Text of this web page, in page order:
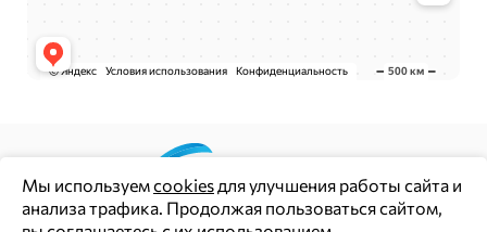
Цены и информация на сайте носят информационный
Мы используемcookies для улучшения работы сайта и
анализа трафика. Продолжая пользоваться сайтом,